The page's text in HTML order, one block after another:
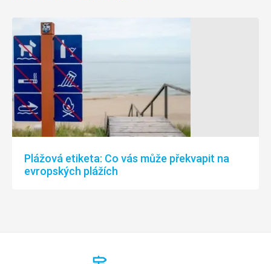
Plážová etiketa: Co vás může překvapit na
evropských plážích